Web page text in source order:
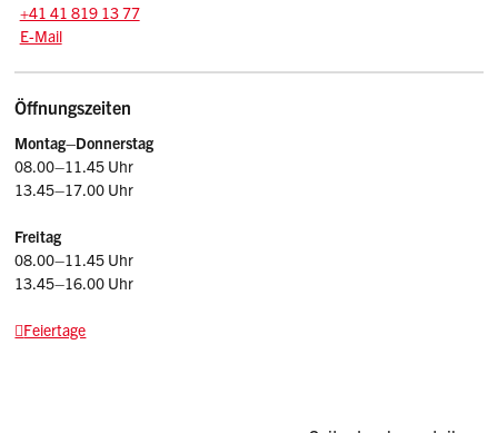
Tel.:
+41 41 819 13 77
E-Mail: quest.stv
E-Mail
Öffnungszeiten
Montag–Donnerstag
08.00–11.45 Uhr
13.45–17.00 Uhr
Freitag
08.00–11.45 Uhr
13.45–16.00 Uhr
Feiertage